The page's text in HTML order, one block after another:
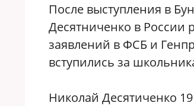
После выступления в
Десятниченко в России
заявлений в ФСБ и
вступились за
Николай Десятиченко